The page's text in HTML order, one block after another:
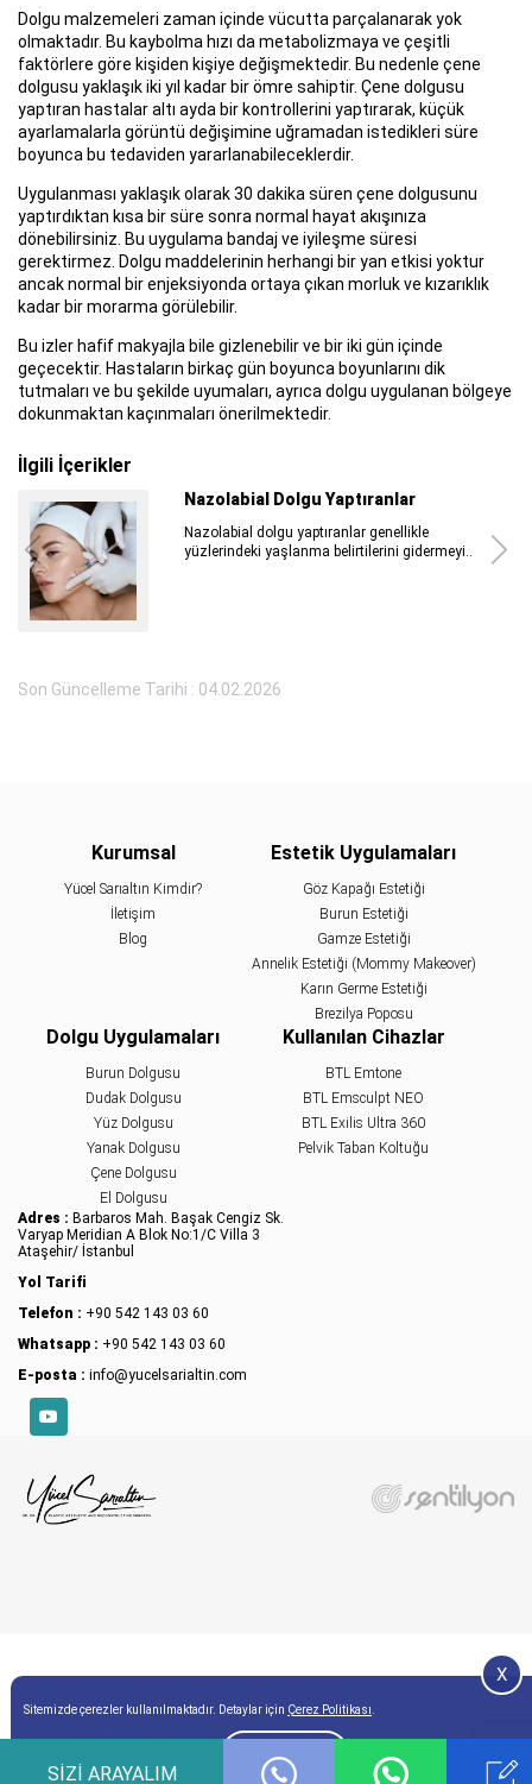
SIZI ARAYALIM
Dolgu malzemeleri zaman içinde vücutta parçalanarak yok
olmaktadır. Bu kaybolma hızı da metabolizmaya ve çeşitli
faktörlere göre kişiden kişiye değişmektedir. Bu nedenle çene
dolgusu yaklaşık iki yıl kadar bir ömre sahiptir. Çene dolgusu
yaptıran hastalar altı ayda bir kontrollerini yaptırarak, küçük
ayarlamalarla görüntü değişimine uğramadan istedikleri süre
boyunca bu tedaviden yararlanabileceklerdir.
Uygulanması yaklaşık olarak 30 dakika süren çene dolgusunu
yaptırdıktan kısa bir süre sonra normal hayat akışınıza
dönebilirsiniz. Bu uygulama bandaj ve iyileşme süresi
gerektirmez. Dolgu maddelerinin herhangi bir yan etkisi yoktur
ancak normal bir enjeksiyonda ortaya çıkan morluk ve kızarıklık
kadar bir morarma görülebilir.
Bu izler hafif makyajla bile gizlenebilir ve bir iki gün içinde
geçecektir. Hastaların birkaç gün boyunca boyunlarını dik
tutmaları ve bu şekilde uyumaları, ayrıca dolgu uygulanan bölgeye
dokunmaktan kaçınmaları önerilmektedir.
İlgili İçerikler
Nazolabial Dolgu Yaptıranlar
Nazolabial dolgu yaptıranlar genellikle
yüzlerindeki yaşlanma belirtilerini gidermeyi..
Son Güncelleme Tarihi : 04.02.2026
Kurumsal
Yücel Sarıaltın Kimdir?
İletişim
Blog
Estetik Uygulamaları
Göz Kapağı Estetiği
Burun Estetiği
Gamze Estetiği
Annelik Estetiği (Mommy Makeover)
Karın Germe Estetiği
Brezilya Poposu
Dolgu Uygulamaları
Burun Dolgusu
Dudak Dolgusu
Yüz Dolgusu
Yanak Dolgusu
Çene Dolgusu
El Dolgusu
Kullanılan Cihazlar
BTL Emtone
BTL Emsculpt NEO
BTL Exilis Ultra 360
Pelvik Taban Koltuğu
Adres : Barbaros Mah. Başak Cengiz Sk.
Varyap Meridian A Blok No:1/C Villa 3
Ataşehir/ İstanbul
Yol Tarifi
Telefon : +90 542 143 03 60
Whatsapp : +90 542 143 03 60
E-posta : info@yucelsarialtin.com
YouTube
Sitemizde çerezler kullanılmaktadır. Detaylar için Çerez Politikası
Onay
X